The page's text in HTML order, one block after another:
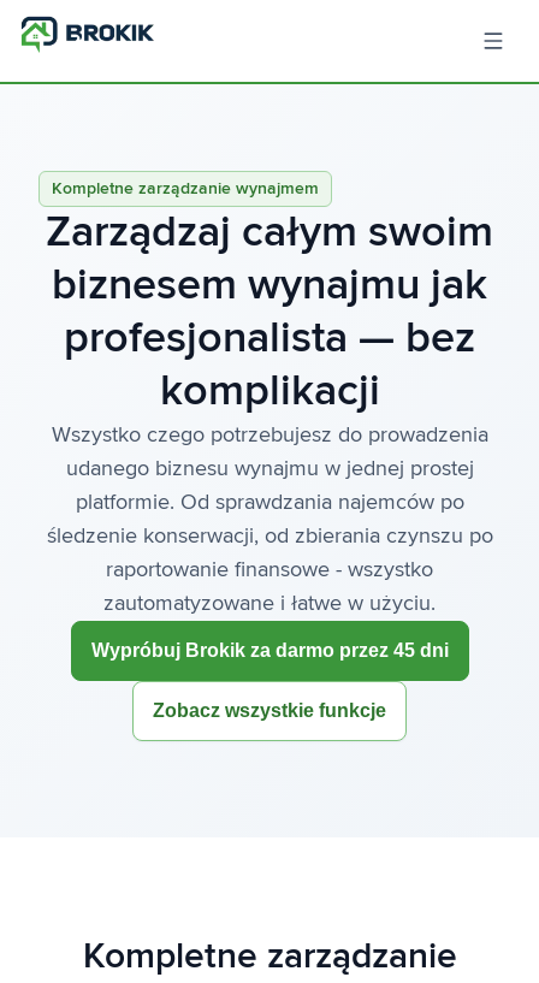
Kompletne zarządzanie wynajmem
Zarządzaj całym swoim
biznesem wynajmu jak
profesjonalista — bez
komplikacji
Wszystko czego potrzebujesz do prowadzenia
udanego biznesu wynajmu w jednej prostej
platformie. Od sprawdzania najemców po
śledzenie konserwacji, od zbierania czynszu po
raportowanie finansowe - wszystko
zautomatyzowane i łatwe w użyciu.
Wypróbuj Brokik za darmo przez 45 dni
Zobacz wszystkie funkcje
Kompletne zarządzanie